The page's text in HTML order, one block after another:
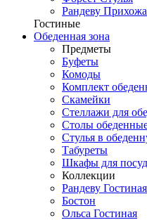
Рандеву
Гостиные
Обеденная зона
Предметы
Буфеты
Комоды
Комплект
Скамейки
Стеллажи для
Столы
Стулья в
Табуреты
Шкафы для
Коллекции
Рандеву Гостиная
Бостон
Ольса Гостиная